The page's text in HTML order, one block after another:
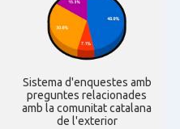
Sistema d'enquestes amb
preguntes relacionades
amb la comunitat catalana
de l'exterior